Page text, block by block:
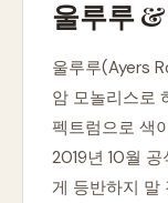
울루루
울루루(Ayers
암 모놀리스로
펙트럼으로 색
2019년 10월 공
게 등반하지 말